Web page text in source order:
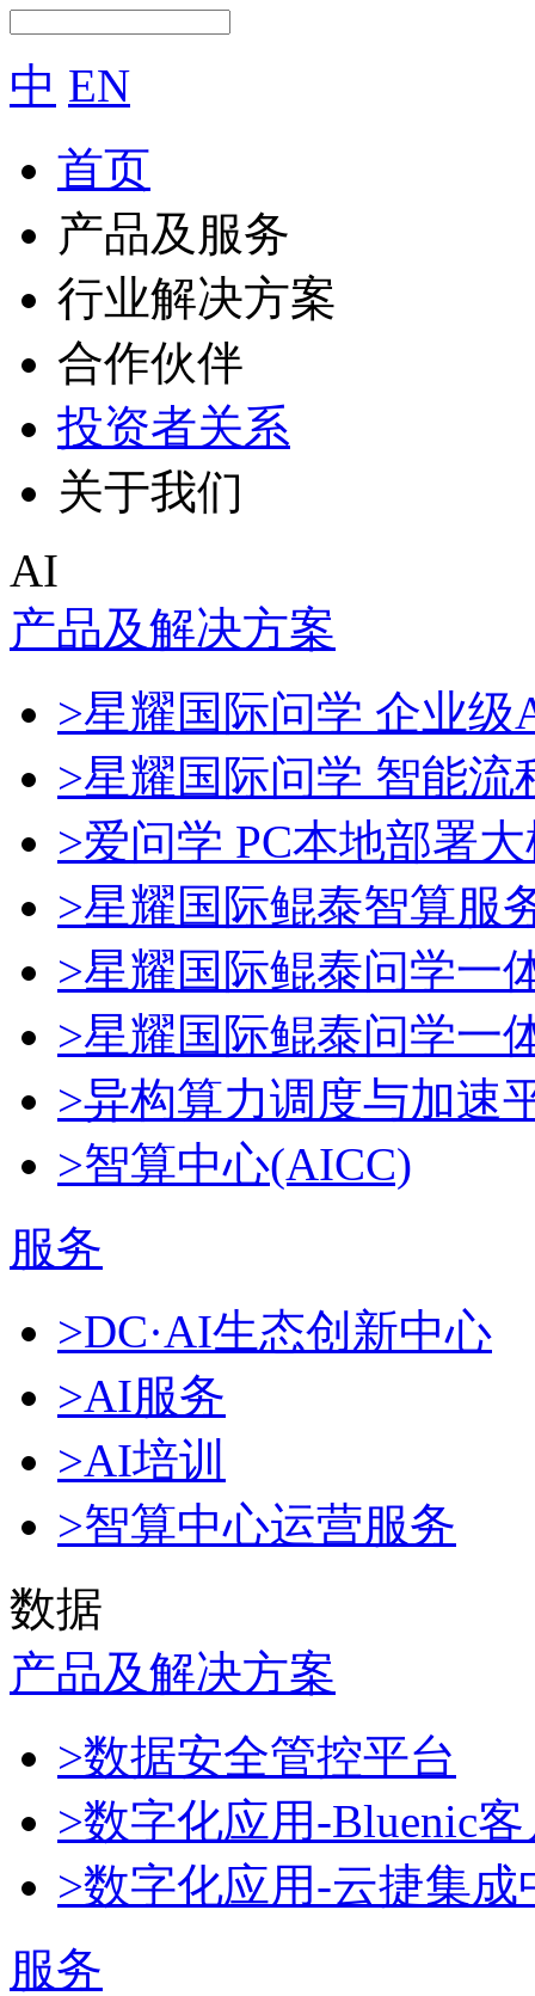
中 EN
首页
产品及服务
行业解决方案
合作伙伴
投资者关系
关于我们
AI
产品及解决方案
>星耀国际问学 企业级
>星耀国际问学 智能流
>爱问学 PC本地部署
>星耀国际鲲泰智算服
>星耀国际鲲泰问学一
>星耀国际鲲泰问学一
>异构算力调度与加速
>智算中心(AICC)
服务
>DC·AI生态创新中心
>AI服务
>AI培训
>智算中心运营服务
数据
产品及解决方案
>数据安全管控平台
>数字化应用-Bluenic
>数字化应用-云捷集成
服务